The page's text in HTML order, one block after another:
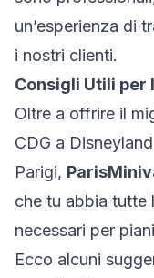
un’esperienza di
i nostri clienti.
Consigli Utili per
Oltre a offrire il
CDG a Disneyland
Parigi,
che tu abbia tutte
necessari per
Ecco alcuni